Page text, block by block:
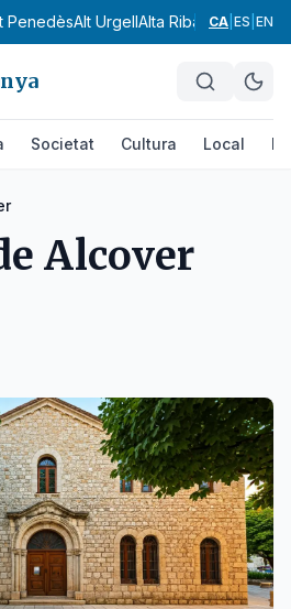
PenedèsAlt UrgellAlta RibagorçaAnoia
CA ES EN
Societat Cultura Local
Alcover